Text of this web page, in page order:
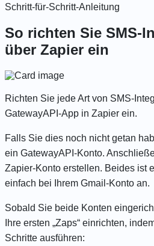
Schritt-für-Schritt-Anleitung
So richten Sie SMS-
über Zapier ein
Richten Sie jede Art von SMS-
GatewayAPI-App in Zapier ein.
Falls Sie dies noch nicht getan
ein GatewayAPI-Konto.
Zapier-Konto erstellen. Beides ist
einfach bei Ihrem Gmail-Konto an.
Sobald Sie beide Konten
Ihre ersten „Zaps“ einrichten,
Schritte ausführen: